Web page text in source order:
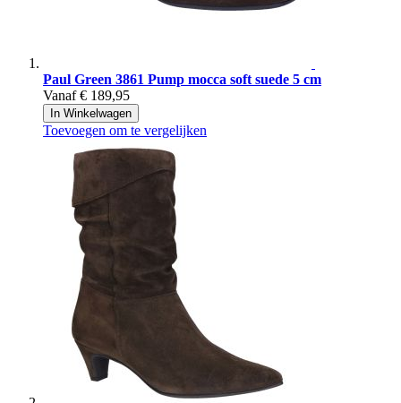
Paul Green 3861 Pump mocca soft suede 5 cm
Vanaf € 189,95
In Winkelwagen
Toevoegen om te vergelijken